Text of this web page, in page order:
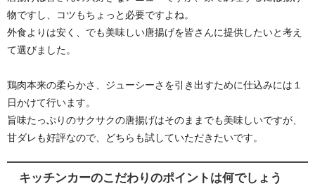
物ですし、コツもちょっと必要ですよね。
外食よりは安く、でも美味しい唐揚げを皆さんに提供したいと考え
て選びました。
鶏肉本来の柔らかさ、ジューシーさを引き出すために仕込みには１
日かけて行います。
旨味たっぷりのサクサクの唐揚げはそのままでも美味しいですが、
甘ダレも好評なので、どちらも試していただきたいです。
キッチンカーのこだわりのポイントは何でしょう